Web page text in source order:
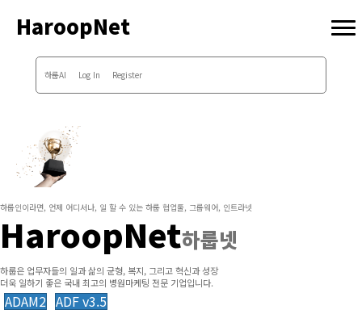
HaroopNet
하룹AI Log In Register
하룹인이라면, 언제 어디서나, 일 할 수 있는 하룹 협업툴, 그룹웨어, 인트라넷
HaroopNet하룹넷
하룹은 업무자들의 일과 삶의 균형, 복지, 그리고 혁신과 성장
더욱 일하기 좋은 국내 최고의 병원마케팅 전문 기업입니다.
ADAM2 ADF v3.5